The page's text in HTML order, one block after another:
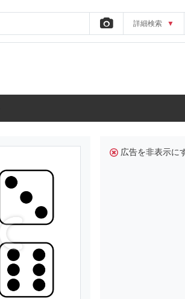
詳細検索 ▼
広告を非表示に